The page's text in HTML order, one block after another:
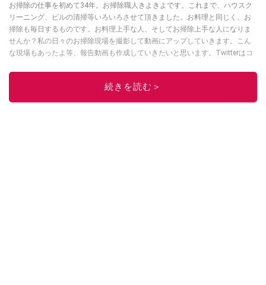
お掃除の仕事を初めて34年。お掃除職人きよきよです。これまで、ハウスク
リーニング、ビルの清掃等いろいろさせて頂きました。お料理と同じく、お
掃除も毎日するものです。お料理上手な人、そしてお掃除上手な人になりま
せんか？私の日々のお掃除現場を撮影して動画にアップしていきます。こん
な現場もあったよ等、報告動画も作成していきたいと思います。Twitterは コ
このイチオシストの他の記事を読む
続きを読む＞